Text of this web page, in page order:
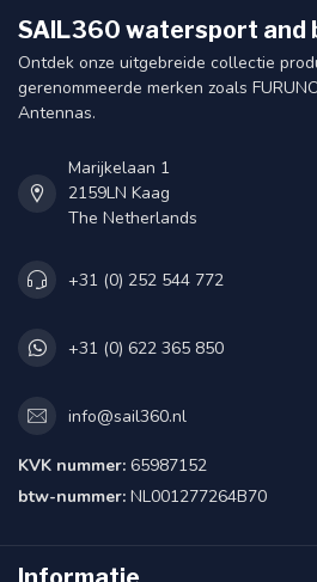
SAIL360 watersport and
Ontdek onze uitgebreide collectie
gerenommeerde merken zoals
Antennas.
Marijkelaan 1
2159LN Kaag
The Netherlands
+31 (0) 252 544 772
+31 (0) 622 365 850
info@sail360.nl
KVK nummer: 65987152
btw-nummer: NL001277264B70